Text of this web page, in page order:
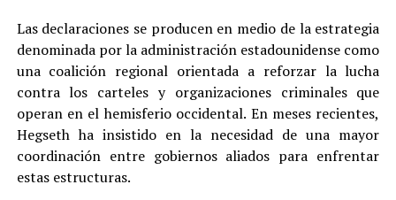
Las declaraciones se producen en medio de la estrategia
denominada por la administración estadounidense como
una coalición regional orientada a reforzar la lucha
contra los carteles y organizaciones criminales que
operan en el hemisferio occidental. En meses recientes,
Hegseth ha insistido en la necesidad de una mayor
coordinación entre gobiernos aliados para enfrentar
estas estructuras.